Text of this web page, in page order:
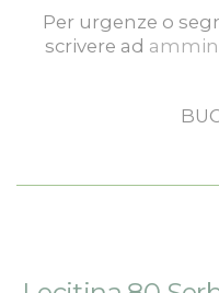
Per urgenze o
scrivere ad